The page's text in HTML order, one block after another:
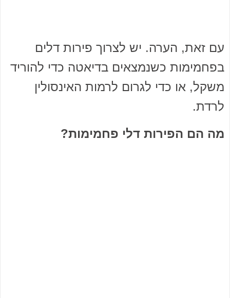
עם זאת, הערה. יש לצרוך פירות דלים
בפחמימות כשנמצאים בדיאטה כדי להוריד
משקל, או כדי לגרום לרמות האינסולין
לרדת.
מה הם הפירות דלי פחמימות?